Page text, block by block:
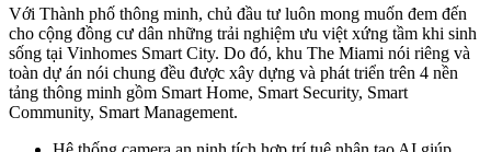
Với Thành phố thông minh, chủ đầu tư luôn mong muốn đem đến
cho cộng đồng cư dân những trải nghiệm ưu việt xứng tầm khi sinh
sống tại Vinhomes Smart City. Do đó, khu The Miami nói riêng và
toàn dự án nói chung đều được xây dựng và phát triển trên 4 nền
tảng thông minh gồm Smart Home, Smart Security, Smart
Community, Smart Management.